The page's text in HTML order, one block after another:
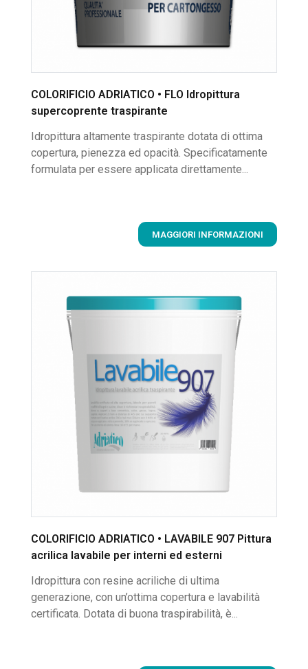
COLORIFICIO ADRIATICO • FLO Idropittura
supercoprente traspirante
Idropittura altamente traspirante dotata di ottima
copertura, pienezza ed opacità. Specificatamente
formulata per essere applicata direttamente...
MAGGIORI INFORMAZIONI
COLORIFICIO ADRIATICO • LAVABILE 907 Pittura
acrilica lavabile per interni ed esterni
Idropittura con resine acriliche di ultima
generazione, con un’ottima copertura e lavabilità
certificata. Dotata di buona traspirabilità, è...